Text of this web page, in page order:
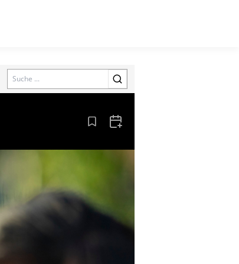
Search
Aus den Lesezeichen entfernen
Zum Kalender hinzufügen